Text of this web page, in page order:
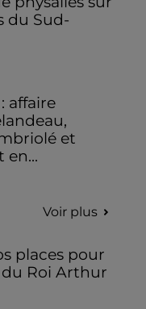
du Sud-
affaire
et
en...
Voir plus
places pour
du Roi Arthur